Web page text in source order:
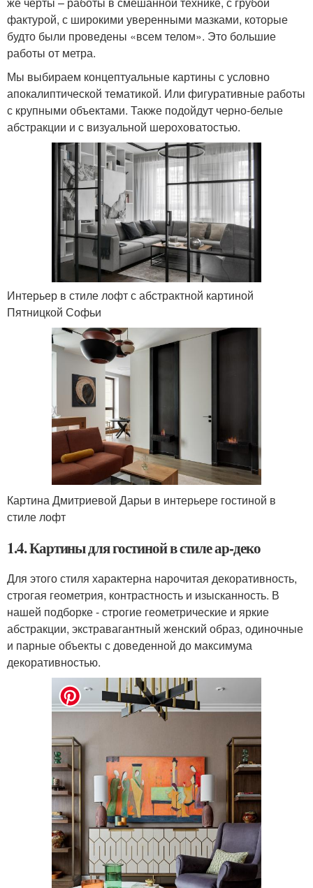
фактурой, с широкими уверенными мазками, которые
будто были проведены «всем телом». Это большие
работы от метра.
Мы выбираем концептуальные картины с условно
апокалиптической тематикой. Или фигуративные работы
с крупными объектами. Также подойдут черно-белые
абстракции и с визуальной шероховатостью.
Интерьер в стиле лофт с абстрактной картиной
Пятницкой Софьи
Картина Дмитриевой Дарьи в интерьере гостиной в
стиле лофт
1.4. Картины для гостиной в стиле ар-деко
Для этого стиля характерна нарочитая декоративность,
строгая геометрия, контрастность и изысканность. В
нашей подборке - строгие геометрические и яркие
абстракции, экстравагантный женский образ, одиночные
и парные объекты с доведенной до максимума
декоративностью.